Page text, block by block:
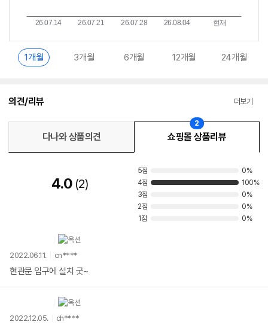
1개월 3개월 6개월 12개월 24개월
의견/리뷰 더보기
다나와 상품의견 쇼핑몰 상품리뷰
2
4.0 2
5점
0%
4점
100%
3점
0%
2점
0%
1점
0%
2022.06.11. cn****
현관문 입구에 설치 굿~
2022.12.05. ch****